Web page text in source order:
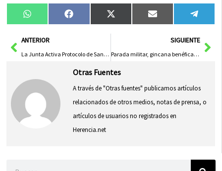
Compartir
en
WhatsAppCompartir
en
FacebookCompartir
en
X
(Twitter)
Compartir
en
Email
en
AntANTERIOR
La Junta Activa Protocolo de Sanidad Animal por Gripe Aviar en Patos del Lago de Valdeluz
SIGUIENTE
Parada militar, gincana benéfica y cinefórum con Luis Zahera en las fiestas del Pilar de Cuenca
Otras Fuentes
A través de "Otras fuentes" publicamos artículos
relacionados de otros medios, notas de prensa, o
artículos de usuarios no registrados en
Herencia.net